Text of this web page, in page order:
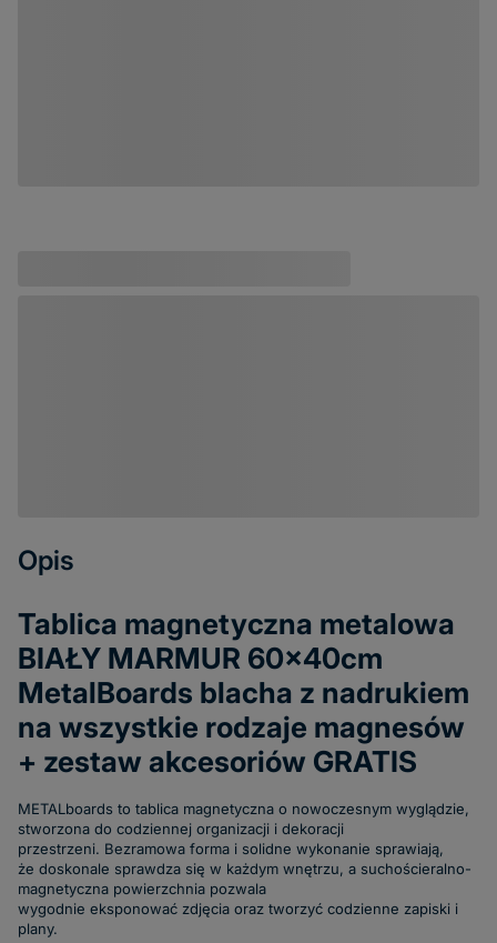
Opis
Tablica magnetyczna metalowa
BIAŁY MARMUR 60x40cm
MetalBoards blacha z nadrukiem
na wszystkie rodzaje magnesów
+ zestaw akcesoriów GRATIS
METALboards to tablica magnetyczna o nowoczesnym wyglądzie,
stworzona do codziennej organizacji i dekoracji
przestrzeni. Bezramowa forma i solidne wykonanie sprawiają,
że doskonale sprawdza się w każdym wnętrzu, a suchościeralno-
magnetyczna powierzchnia pozwala
wygodnie eksponować zdjęcia oraz tworzyć codzienne zapiski i
plany.